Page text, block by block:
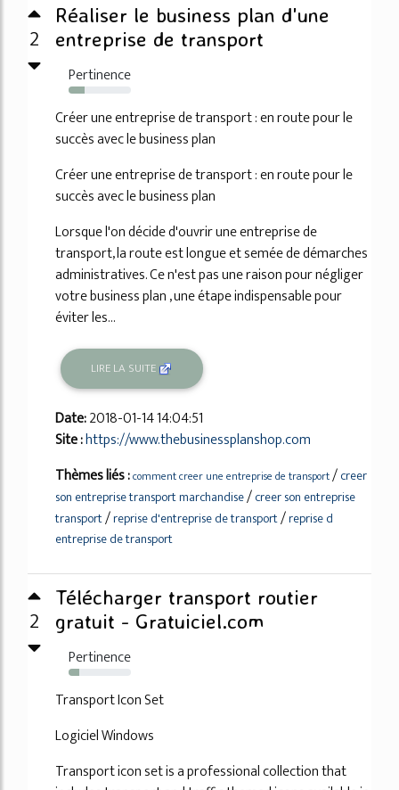
2
Réaliser le business plan d'une
entreprise de transport
Pertinence
26%
Créer une entreprise de transport : en route pour le
succès avec le business plan
Créer une entreprise de transport : en route pour le
succès avec le business plan
Lorsque l'on décide d'ouvrir une entreprise de
transport, la route est longue et semée de démarches
administratives. Ce n'est pas une raison pour négliger
votre business plan , une étape indispensable pour
éviter les...
LIRE LA SUITE
Date:2018-01-14 14:04:51
Site :https://www.thebusinessplanshop.com
Thèmes liés :comment creer une entreprise de transport/creer
son entreprise transport marchandise/creer son entreprise
transport/reprise d'entreprise de transport/reprise d
entreprise de transport
2
Télécharger transport routier
gratuit - Gratuiciel.com
Pertinence
17%
Transport Icon Set
Logiciel Windows
Transport icon set is a professional collection that